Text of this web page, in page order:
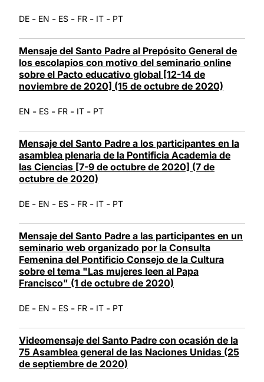
DE - EN - ES - FR - IT - PT
Mensaje del Santo Padre al Prepósito General de
los escolapios con motivo del seminario online
sobre el Pacto educativo global [12-14 de
noviembre de 2020] (15 de octubre de 2020)
EN - ES - FR - IT - PT
Mensaje del Santo Padre a los participantes en la
asamblea plenaria de la Pontificia Academia de
las Ciencias [7-9 de octubre de 2020] (7 de
octubre de 2020)
DE - EN - ES - FR - IT - PT
Mensaje del Santo Padre a las participantes en un
seminario web organizado por la Consulta
Femenina del Pontificio Consejo de la Cultura
sobre el tema "Las mujeres leen al Papa
Francisco" (1 de octubre de 2020)
DE - EN - ES - FR - IT - PT
Videomensaje del Santo Padre con ocasión de la
75 Asamblea general de las Naciones Unidas (25
de septiembre de 2020)